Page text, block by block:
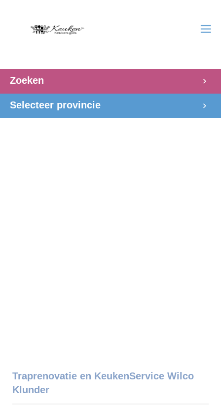
Zoeken
Selecteer provincie
Traprenovatie en KeukenService Wilco
Klunder